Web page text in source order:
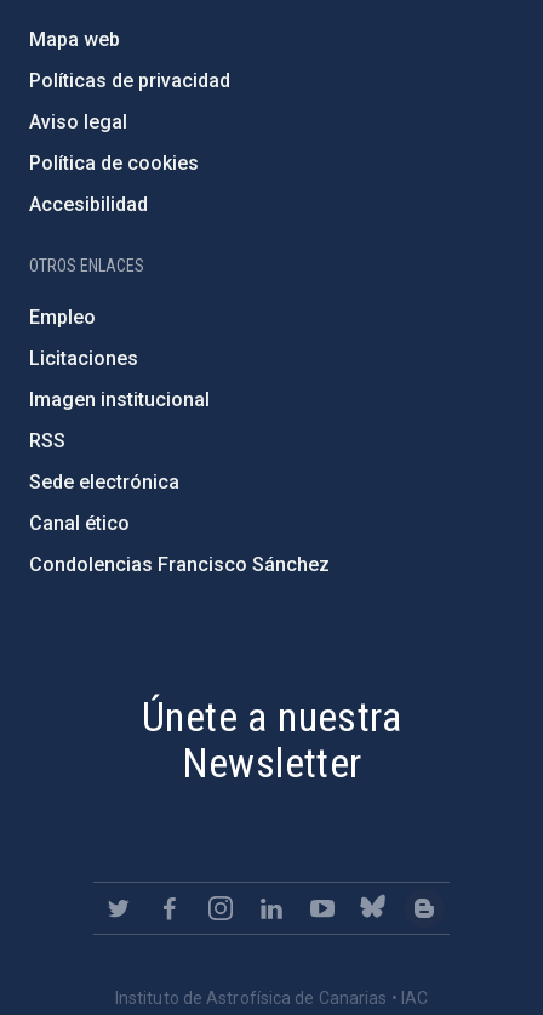
Mapa web
Políticas de privacidad
Aviso legal
Política de cookies
Accesibilidad
OTROS ENLACES
Empleo
Licitaciones
Imagen institucional
RSS
Sede electrónica
Canal ético
Condolencias Francisco Sánchez
Únete a nuestra
Newsletter
Instituto de Astrofísica de Canarias • IAC